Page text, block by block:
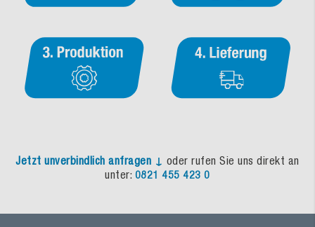
Jetzt unverbindlich anfragen ↓ oder rufen Sie uns direkt an
unter: 0821 455 423 0